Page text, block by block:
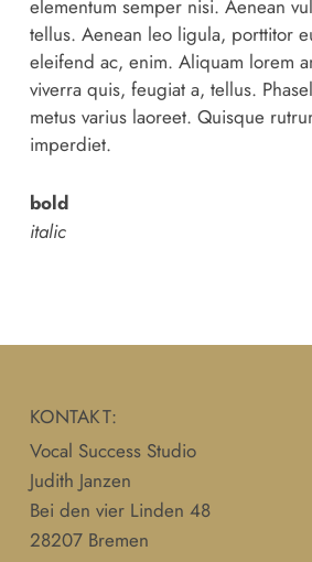
elementum semper nisi. Aenean
tellus. Aenean leo ligula, porttitor
eleifend ac, enim. Aliquam lorem
viverra quis, feugiat a, tellus.
metus varius laoreet. Quisque
imperdiet.
bold
italic
KONTAKT:
Vocal Success Studio
Judith Janzen
Bei den vier Linden 48
28207 Bremen